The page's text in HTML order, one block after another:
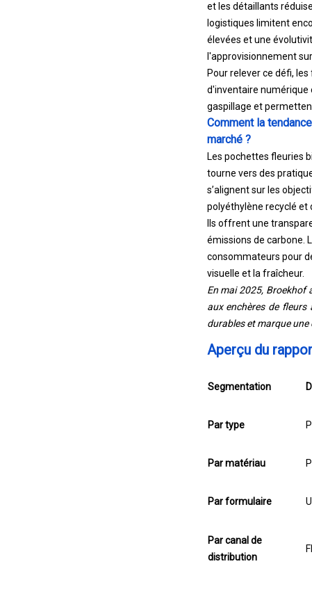
et les détaillants
logistiques limitent
élevées et une
l'approvisionnement
Pour relever ce défi,
d'inventaire numérique
gaspillage et
Comment la
marché ?
Les pochettes fleuries
tourne vers des
s’alignent sur les
polyéthylène recyclé et
Ils offrent une
émissions de carbone.
consommateurs pour
visuelle et la fraîcheur.
En mai 2025, Broekhof
aux enchères de fleurs
durables et marque une
Aperçu du
Segmentation
Par type
Par matériau
Par formulaire
Par canal de
distribution